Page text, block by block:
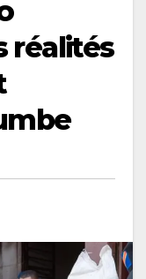
réalités